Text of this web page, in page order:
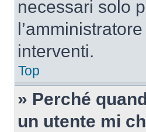
necessari solo
interventi.
Top
» Perché
un utente mi